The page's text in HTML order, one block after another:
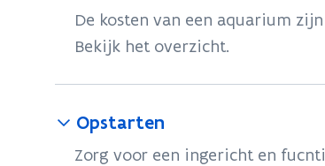
De kosten van een aquarium
Bekijk het overzicht.
Opstarten
Zorg voor een ingericht en